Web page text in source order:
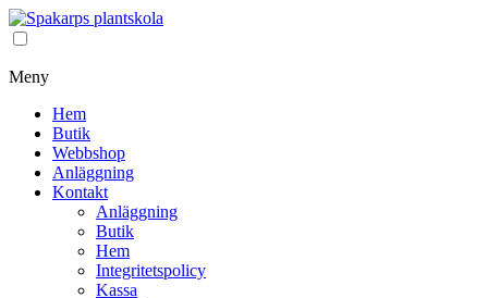
Meny
Hem
Butik
Webbshop
Anläggning
Kontakt
Anläggning
Butik
Hem
Integritetspolicy
Kassa